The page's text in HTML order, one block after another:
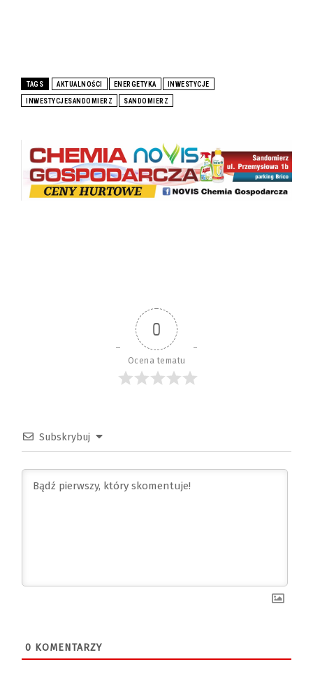
TAGS AKTUALNOŚCI ENERGETYKA INWESTYCJE
INWESTYCJESANDOMIERZ SANDOMIERZ
0
Ocena tematu
Subskrybuj
0 KOMENTARZY